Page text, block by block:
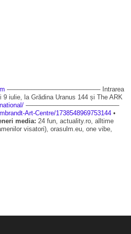
––––––––––––––––––––––––––– Intrarea
iulie, la Grădina Uranus 144 și The ARK
–––––––––––––––––––––––––––
Art-Centre/1738548969753144 •
media: 24 fun, actuality.ro, alltime
visatori), orasulm.eu, one vibe,